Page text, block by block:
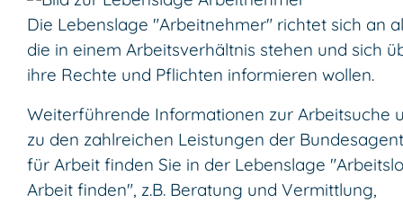
Die Lebenslage "Arbeitnehmer" richtet sich an
die in einem Arbeitsverhältnis stehen und sich
ihre Rechte und Pflichten informieren wollen.
Weiterführende Informationen zur Arbeitsuche
zu den zahlreichen Leistungen der
für Arbeit finden Sie in der Lebenslage
Arbeit finden", z.B. Beratung und Vermittlung,